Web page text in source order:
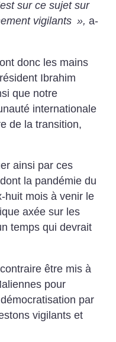
sur ce sujet sur
vigilants », a-
donc les mains
Ibrahim
que notre
internationale
de la transition,
ainsi par ces
la pandémie du
huit mois à venir le
axée sur les
temps qui devrait
être mis à
pour
par
vigilants et